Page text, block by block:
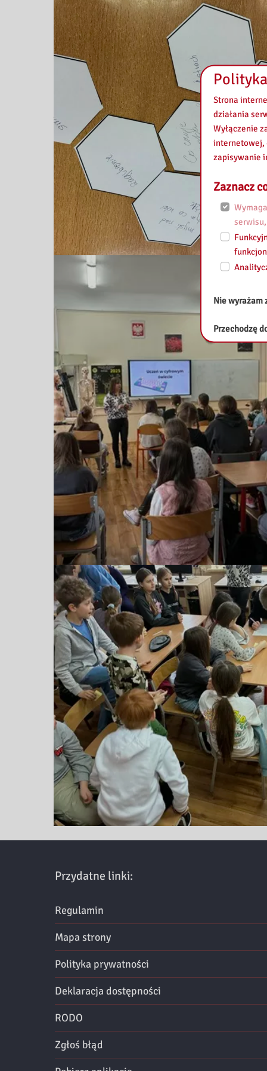
Przydatne linki:
Regulamin
Mapa strony
Polityka prywatności
Deklaracja dostępności
RODO
Zgłoś błąd
Strona
działania
Wyłączenie
internetowej,
zapisywanie
Zaznacz
Nie wyrażam
Przechodzę